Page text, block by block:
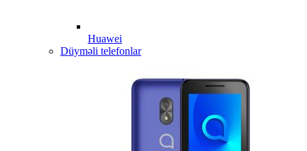
Huawei
Düyməli telefonlar